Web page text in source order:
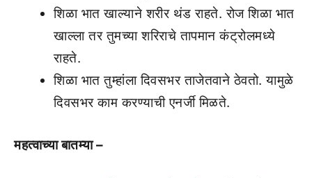
शिळा भात खाल्याने शरीर थंड राहते. रोज शिळा भात
खाल्ला तर तुमच्या शरिराचे तापमान कंट्रोलमध्ये
राहते.
शिळा भात तुम्हांला दिवसभर ताजेतवाने ठेवतो. यामुळे
दिवसभर काम करण्याची एनर्जी मिळते.
महत्वाच्या बातम्या –